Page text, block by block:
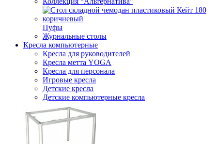
Пуфы
Журнальные столы
Кресла компьютерные
Кресла для руководителей
Кресла метта YOGA
Кресла для персонала
Игровые кресла
Детские кресла
Детские компьютерные кресла